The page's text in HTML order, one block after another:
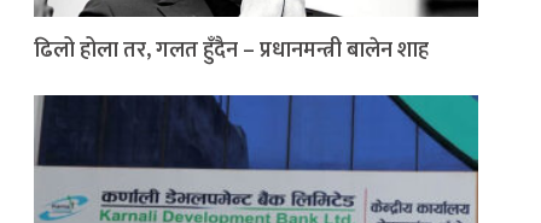
ढिलो होला तर, गलत हुँदैन – प्रधानमन्त्री बालेन शाह